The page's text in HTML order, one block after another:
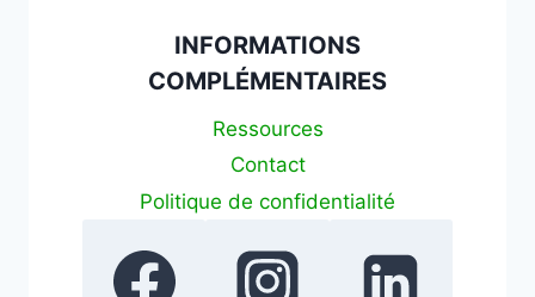
INFORMATIONS
COMPLÉMENTAIRES
Ressources
Contact
Politique de confidentialité